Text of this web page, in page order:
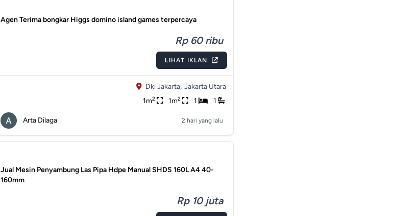
Agen Terima bongkar Higgs domino island games terpercaya
Rp 60 ribu
LIHAT IKLAN
Dki Jakarta, Jakarta Utara
1m2 1m2 1 1
Arta Dilaga 2 hari yang lalu
Jual Mesin Penyambung Las Pipa Hdpe Manual SHDS 160L A4 40-
160mm
Rp 10 juta